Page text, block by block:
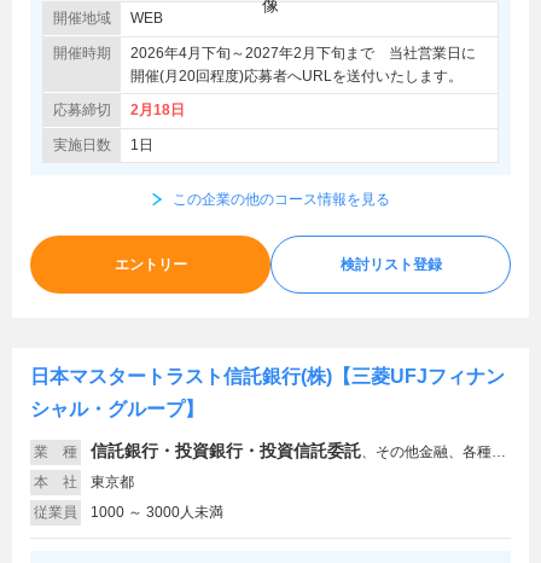
開催地域 WEB
開催時期
2026年4月下旬～2027年2月下旬まで 当社営業日に
開催(月20回程度)応募者へURLを送付いたします。
応募締切
2月18日
実施日数 1日
この企業の他のコース情報を見る
エントリー 検討リスト登録
日本マスタートラスト信託銀行(株)【三菱UFJフィナン
シャル・グループ】
業 種 信託銀行・投資銀行・投資信託委託、 その他金融、各種ビジネスサービス・BPO、専門コンサルティング
本 社
東京都
従業員
1000 ～ 3000人未満